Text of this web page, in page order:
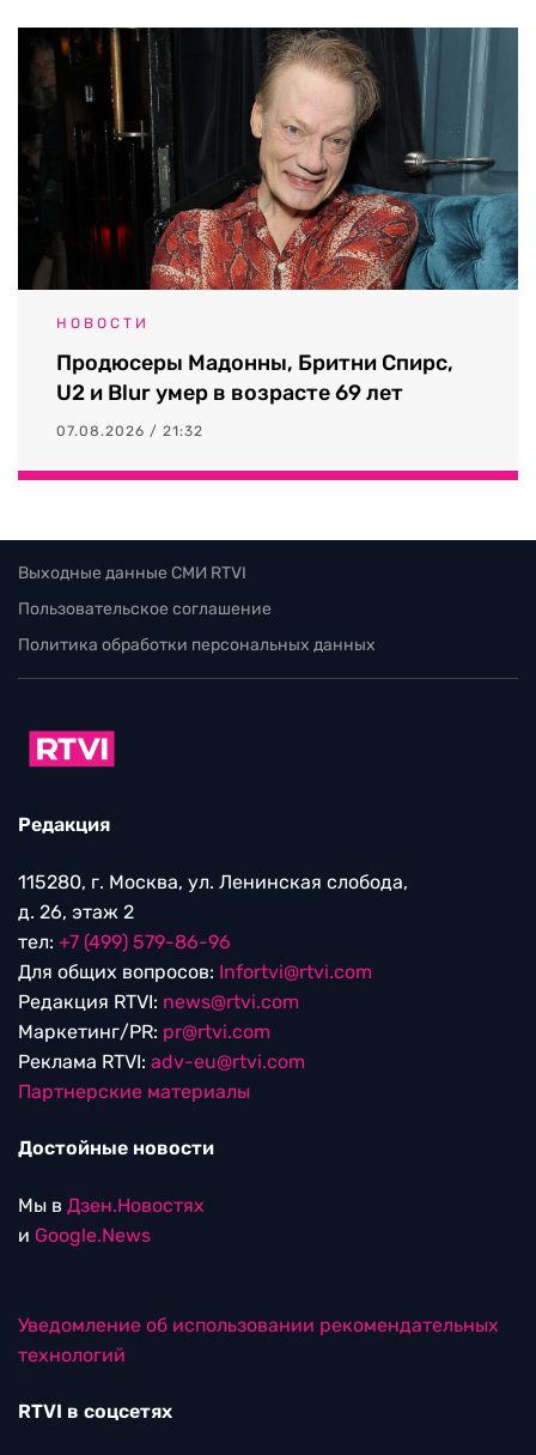
НОВОСТИ
Продюсеры Мадонны, Бритни Спирс,
U2 и Blur умер в возрасте 69 лет
07.08.2026 / 21:32
Выходные данные СМИ RTVI
Пользовательское соглашение
Политика обработки персональных данных
Редакция
115280, г. Москва, ул. Ленинская слобода,
д. 26, этаж 2
тел: +7 (499) 579-86-96
Для общих вопросов: Infortvi@rtvi.com
Редакция RTVI: news@rtvi.com
Маркетинг/PR: pr@rtvi.com
Реклама RTVI: adv-eu@rtvi.com
Партнерские материалы
Достойные новости
Мы в Дзен.Новостях
и Google.News
Уведомление об использовании рекомендательных
технологий
RTVI в соцсетях